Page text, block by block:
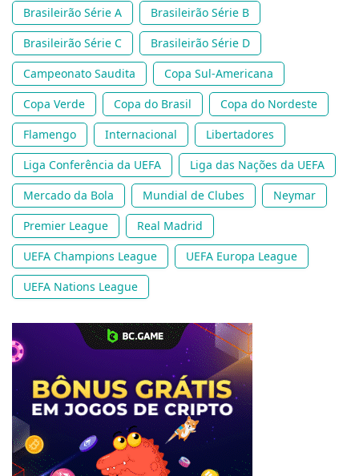
Brasileirão Série A
Brasileirão Série B
Brasileirão Série C
Brasileirão Série D
Campeonato Saudita
Copa Sul-Americana
Copa Verde
Copa do Brasil
Copa do Nordeste
Flamengo
Internacional
Libertadores
Liga Conferência da UEFA
Liga das Nações da UEFA
Mercado da Bola
Mundial de Clubes
Neymar
Premier League
Real Madrid
UEFA Champions League
UEFA Europa League
UEFA Nations League